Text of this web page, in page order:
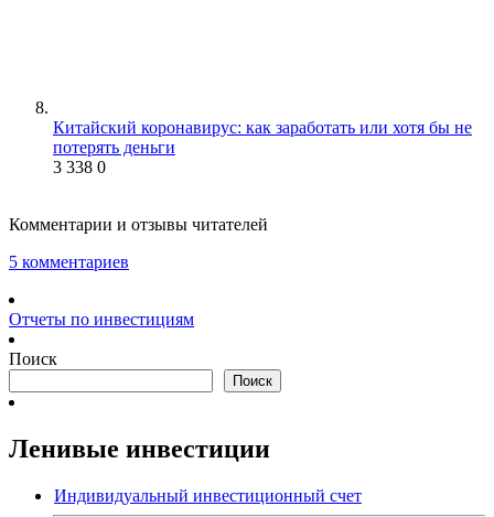
Китайский коронавирус: как заработать или хотя бы не
потерять деньги
3 338 0
Комментарии и отзывы читателей
5 комментариев
Отчеты по инвестициям
Поиск
Поиск
Ленивые инвестиции
Индивидуальный инвестиционный счет